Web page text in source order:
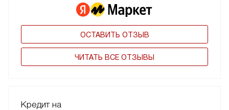
ОСТАВИТЬ ОТЗЫВ
ЧИТАТЬ ВСЕ ОТЗЫВЫ
Кредит на